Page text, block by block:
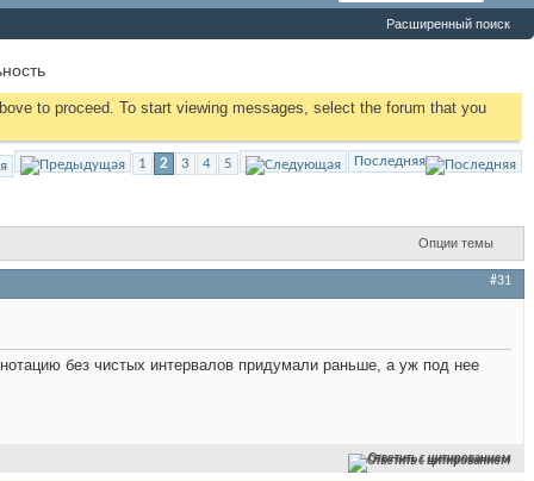
Расширенный поиск
to proceed. To start viewing messages, select the forum that you
1 2 3 4 5 Последняя
Опции темы
#31
без чистых интервалов придумали раньше, а уж под нее
Ответить с цитированием